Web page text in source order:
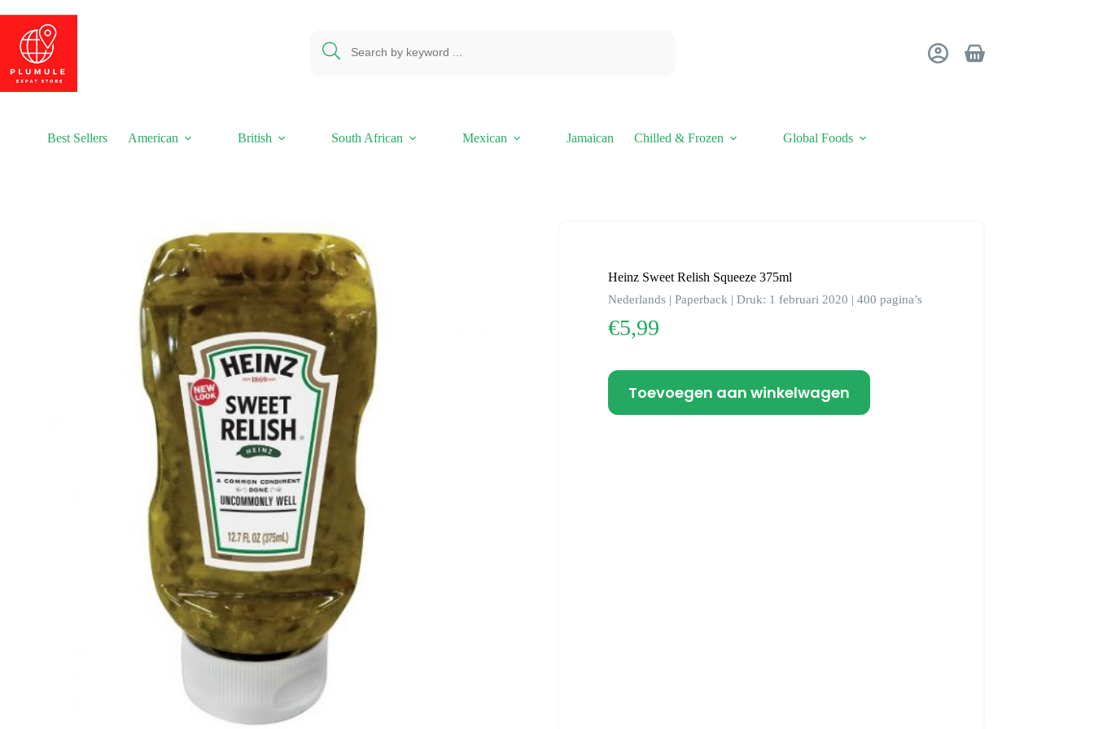
inhoud
Winkelwagen
Best Sellers American British South African Mexican Jamaican Chilled & Frozen Global Foods
Heinz Sweet Relish Squeeze 375ml
Nederlands | Paperback | Druk: 1 februari 2020 | 400 pagina’s
€5,99
Toevoegen aan winkelwagen